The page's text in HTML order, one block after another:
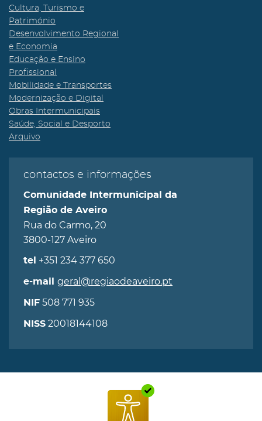
Cultura, Turismo e
Património
Desenvolvimento Regional
e Economia
Educação e Ensino
Profissional
Mobilidade e Transportes
Modernização e Digital
Obras Intermunicipais
Saúde, Social e Desporto
Arquivo
contactos e informações
Comunidade Intermunicipal da
Região de Aveiro
Rua do Carmo, 20
3800-127 Aveiro
tel +351 234 377 650
e-mail geral@regiaodeaveiro.pt
NIF 508 771 935
NISS 20018144108